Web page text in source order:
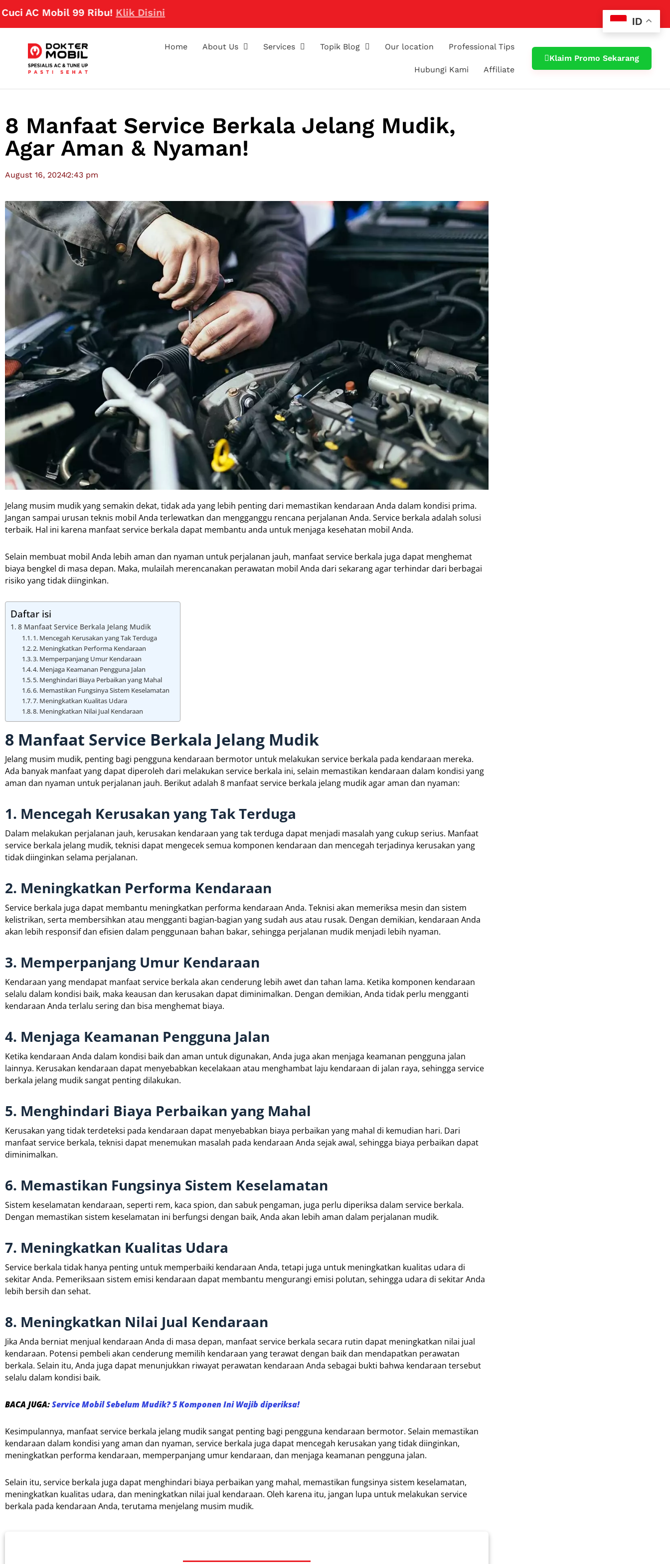
Mobil 99 Ribu!Klik Disini
Home About Us Services Topik Blog Our location Professional Tips
Hubungi Kami Affiliate
Klaim Promo Sekarang
8 Manfaat Service Berkala Jelang Mudik,
Agar Aman & Nyaman!
August 16, 20242:43 pm
Jelang musim mudik yang semakin dekat, tidak ada yang lebih penting dari memastikan kendaraan Anda dalam kondisi prima.
Jangan sampai urusan teknis mobil Anda terlewatkan dan mengganggu rencana perjalanan Anda. Service berkala adalah solusi
terbaik. Hal ini karena manfaat service berkala dapat membantu anda untuk menjaga kesehatan mobil Anda.
Selain membuat mobil Anda lebih aman dan nyaman untuk perjalanan jauh, manfaat service berkala juga dapat menghemat
biaya bengkel di masa depan. Maka, mulailah merencanakan perawatan mobil Anda dari sekarang agar terhindar dari berbagai
risiko yang tidak diinginkan.
Daftar isi
8 Manfaat Service Berkala Jelang Mudik
1. Mencegah Kerusakan yang Tak Terduga
2. Meningkatkan Performa Kendaraan
3. Memperpanjang Umur Kendaraan
4. Menjaga Keamanan Pengguna Jalan
5. Menghindari Biaya Perbaikan yang Mahal
6. Memastikan Fungsinya Sistem Keselamatan
7. Meningkatkan Kualitas Udara
8. Meningkatkan Nilai Jual Kendaraan
8 Manfaat Service Berkala Jelang Mudik
Jelang musim mudik, penting bagi pengguna kendaraan bermotor untuk melakukan service berkala pada kendaraan mereka.
Ada banyak manfaat yang dapat diperoleh dari melakukan service berkala ini, selain memastikan kendaraan dalam kondisi yang
aman dan nyaman untuk perjalanan jauh. Berikut adalah 8 manfaat service berkala jelang mudik agar aman dan nyaman:
1. Mencegah Kerusakan yang Tak Terduga
Dalam melakukan perjalanan jauh, kerusakan kendaraan yang tak terduga dapat menjadi masalah yang cukup serius. Manfaat
service berkala jelang mudik, teknisi dapat mengecek semua komponen kendaraan dan mencegah terjadinya kerusakan yang
tidak diinginkan selama perjalanan.
2. Meningkatkan Performa Kendaraan
Service berkala juga dapat membantu meningkatkan performa kendaraan Anda. Teknisi akan memeriksa mesin dan sistem
kelistrikan, serta membersihkan atau mengganti bagian-bagian yang sudah aus atau rusak. Dengan demikian, kendaraan Anda
akan lebih responsif dan efisien dalam penggunaan bahan bakar, sehingga perjalanan mudik menjadi lebih nyaman.
3. Memperpanjang Umur Kendaraan
Kendaraan yang mendapat manfaat service berkala akan cenderung lebih awet dan tahan lama. Ketika komponen kendaraan
selalu dalam kondisi baik, maka keausan dan kerusakan dapat diminimalkan. Dengan demikian, Anda tidak perlu mengganti
kendaraan Anda terlalu sering dan bisa menghemat biaya.
4. Menjaga Keamanan Pengguna Jalan
Ketika kendaraan Anda dalam kondisi baik dan aman untuk digunakan, Anda juga akan menjaga keamanan pengguna jalan
lainnya. Kerusakan kendaraan dapat menyebabkan kecelakaan atau menghambat laju kendaraan di jalan raya, sehingga service
berkala jelang mudik sangat penting dilakukan.
5. Menghindari Biaya Perbaikan yang Mahal
Kerusakan yang tidak terdeteksi pada kendaraan dapat menyebabkan biaya perbaikan yang mahal di kemudian hari. Dari
manfaat service berkala, teknisi dapat menemukan masalah pada kendaraan Anda sejak awal, sehingga biaya perbaikan dapat
diminimalkan.
6. Memastikan Fungsinya Sistem Keselamatan
Sistem keselamatan kendaraan, seperti rem, kaca spion, dan sabuk pengaman, juga perlu diperiksa dalam service berkala.
Dengan memastikan sistem keselamatan ini berfungsi dengan baik, Anda akan lebih aman dalam perjalanan mudik.
7. Meningkatkan Kualitas Udara
Service berkala tidak hanya penting untuk memperbaiki kendaraan Anda, tetapi juga untuk meningkatkan kualitas udara di
sekitar Anda. Pemeriksaan sistem emisi kendaraan dapat membantu mengurangi emisi polutan, sehingga udara di sekitar Anda
lebih bersih dan sehat.
8. Meningkatkan Nilai Jual Kendaraan
Jika Anda berniat menjual kendaraan Anda di masa depan, manfaat service berkala secara rutin dapat meningkatkan nilai jual
kendaraan. Potensi pembeli akan cenderung memilih kendaraan yang terawat dengan baik dan mendapatkan perawatan
berkala. Selain itu, Anda juga dapat menunjukkan riwayat perawatan kendaraan Anda sebagai bukti bahwa kendaraan tersebut
selalu dalam kondisi baik.
BACA JUGA:Service Mobil Sebelum Mudik? 5 Komponen Ini Wajib diperiksa!
Kesimpulannya, manfaat service berkala jelang mudik sangat penting bagi pengguna kendaraan bermotor. Selain memastikan
kendaraan dalam kondisi yang aman dan nyaman, service berkala juga dapat mencegah kerusakan yang tidak diinginkan,
meningkatkan performa kendaraan, memperpanjang umur kendaraan, dan menjaga keamanan pengguna jalan.
Selain itu, service berkala juga dapat menghindari biaya perbaikan yang mahal, memastikan fungsinya sistem keselamatan,
meningkatkan kualitas udara, dan meningkatkan nilai jual kendaraan. Oleh karena itu, jangan lupa untuk melakukan service
berkala pada kendaraan Anda, terutama menjelang musim mudik.
ID